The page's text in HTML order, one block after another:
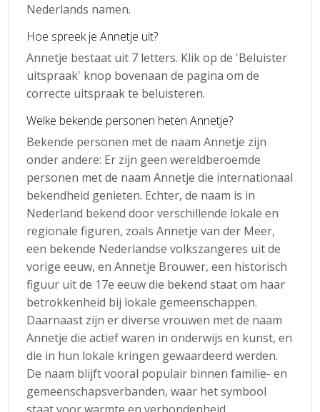
Nederlands namen.
Hoe spreek je Annetje uit?
Annetje bestaat uit 7 letters. Klik op de 'Beluister
uitspraak' knop bovenaan de pagina om de
correcte uitspraak te beluisteren.
Welke bekende personen heten Annetje?
Bekende personen met de naam Annetje zijn
onder andere: Er zijn geen wereldberoemde
personen met de naam Annetje die internationaal
bekendheid genieten. Echter, de naam is in
Nederland bekend door verschillende lokale en
regionale figuren, zoals Annetje van der Meer,
een bekende Nederlandse volkszangeres uit de
vorige eeuw, en Annetje Brouwer, een historisch
figuur uit de 17e eeuw die bekend staat om haar
betrokkenheid bij lokale gemeenschappen.
Daarnaast zijn er diverse vrouwen met de naam
Annetje die actief waren in onderwijs en kunst, en
die in hun lokale kringen gewaardeerd werden.
De naam blijft vooral populair binnen familie- en
gemeenschapsverbanden, waar het symbool
staat voor warmte en verbondenheid.